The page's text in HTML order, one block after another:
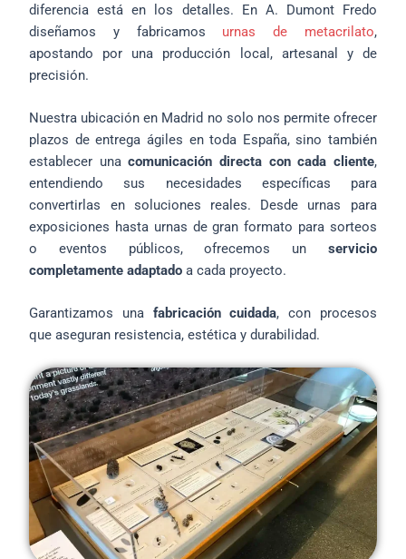
diferencia está en los detalles. En A. Dumont Fredo
diseñamos y fabricamos urnas de metacrilato,
apostando por una producción local, artesanal y de
precisión.
Nuestra ubicación en Madrid no solo nos permite ofrecer
plazos de entrega ágiles en toda España, sino también
establecer unacomunicación directa con cada cliente,
entendiendo sus necesidades específicas para
convertirlas en soluciones reales. Desde urnas para
exposiciones hasta urnas de gran formato para sorteos
o eventos públicos, ofrecemos un servicio
completamente adaptado a cada proyecto.
Garantizamos una fabricación cuidada, con procesos
que aseguran resistencia, estética y durabilidad.